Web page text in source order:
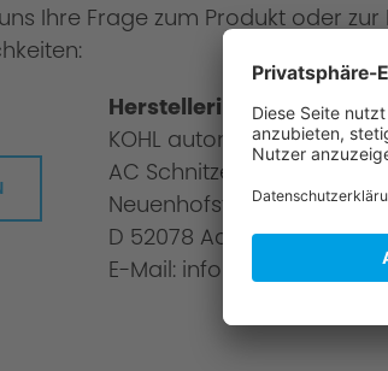
Ihre Frage zum Produkt oder
Herstellerinformationen
KOHL automobile GmbH
AC Schnitzer
Neuenhofstraße 160
D 52078 Aachen
E-Mail: info@ac-